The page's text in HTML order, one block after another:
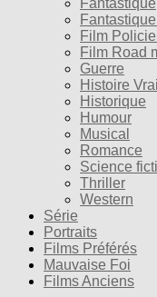
Fantastique
Film
Film Road
Guerre
Histoire
Historique
Humour
Musical
Romance
Science
Thriller
Western
Série
Portraits
Films Préférés
Mauvaise Foi
Films Anciens